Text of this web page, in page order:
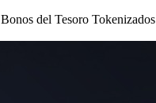
Bonos del Tesoro Tokenizados